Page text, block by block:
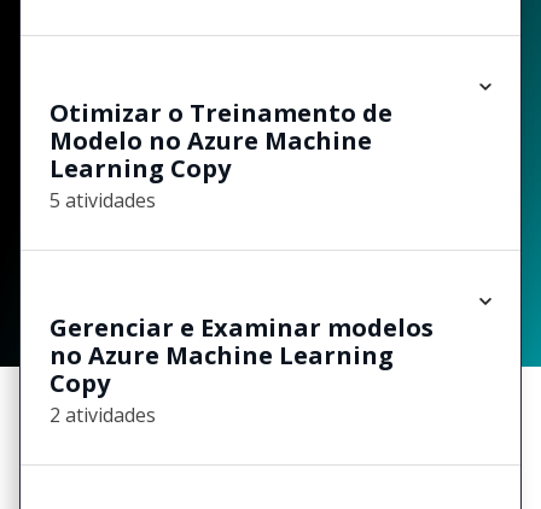
Otimizar o Treinamento de
Modelo no Azure Machine
Learning Copy
5 atividades
Gerenciar e Examinar modelos
no Azure Machine Learning
Copy
2 atividades